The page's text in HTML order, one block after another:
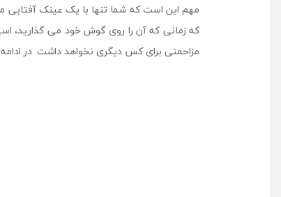
مهم این است که شما تنها با یک عینک آفتابی
که زمانی که آن را روی گوش خود می گذارید،
مزاحمتی برای کس دیگری نخواهد داشت. در